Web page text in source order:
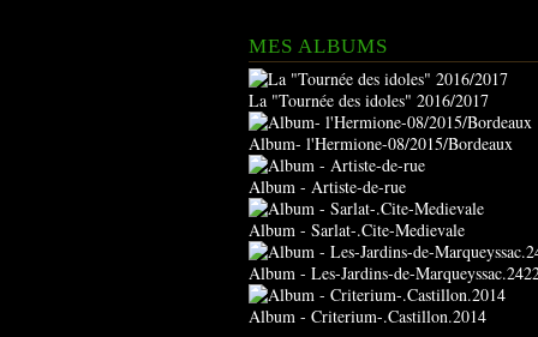
MES ALBUMS
La "Tournée des idoles" 2016/2017
Album- l'Hermione-08/2015/Bordeaux
Album - Artiste-de-rue
Album - Sarlat-.Cite-Medievale
Album - Les-Jardins-de-
Album - Criterium-.Castillon.2014